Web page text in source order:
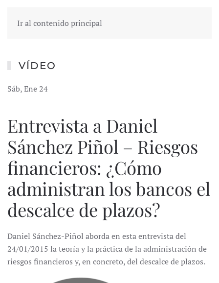
Ir al contenido principal
VÍDEO
Sáb, Ene 24
Entrevista a Daniel
Sánchez Piñol – Riesgos
financieros: ¿Cómo
administran los bancos el
descalce de plazos?
Daniel Sánchez-Piñol aborda en esta entrevista del
24/01/2015 la teoría y la práctica de la administración de
riesgos financieros y, en concreto, del descalce de plazos.